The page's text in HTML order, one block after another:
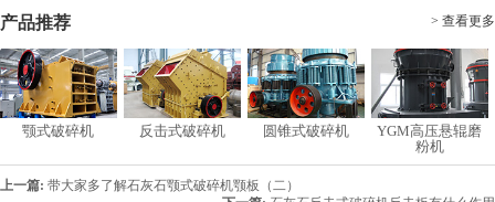
产品推荐 > 查看更多
颚式破碎机 反击式破碎机 圆锥式破碎机
YGM高压悬辊磨
粉机
上一篇: 带大家多了解石灰石颚式破碎机颚板（二）